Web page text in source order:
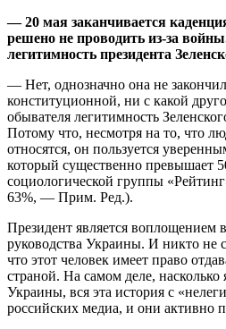
— 20 мая заканчивается
решено не проводить из-за
легитимность президента
— Нет, однозначно она не
конституционной, ни с какой
обывателя легитимность
Потому что, несмотря на то, что
относятся, он пользуется
который существенно превышает
социологической группы
63%, — Прим. Ред.).
Президент является воплощением
руководства Украины. И никто не
что этот человек имеет право
страной. На самом деле,
Украины, вся эта история с
российских медиа, и они активно